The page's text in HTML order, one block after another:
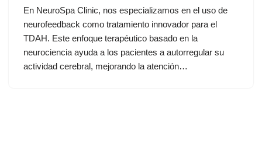
En NeuroSpa Clinic, nos especializamos en el uso de
neurofeedback como tratamiento innovador para el
TDAH. Este enfoque terapéutico basado en la
neurociencia ayuda a los pacientes a autorregular su
actividad cerebral, mejorando la atención…